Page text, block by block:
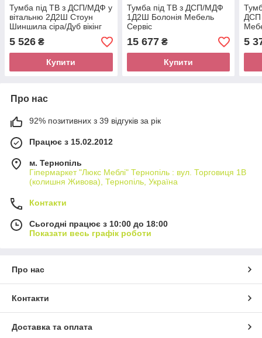
Тумба під ТВ з ДСП/МДФ у
вітальню 2Д2Ш Стоун
Шиншила сіра/Дуб вікінг
Сокме
5 526 ₴
Купити
Тумба під ТВ з ДСП/МДФ
1Д2Ш Болонія Мебель
Сервіс
15 677₴
Купити
ДСП
5
Про нас
92% позитивних з 39 відгуків за рік
Працює з 15.02.2012
м. Тернопіль
Гіпермаркет "Люкс Меблі" Тернопіль : вул. Торговиця 1В
(колишня Живова), Тернопіль, Україна
Контакти
Сьогодні працює з 10:00 до 18:00
Показати весь графік роботи
Про нас
Контакти
Доставка та оплата